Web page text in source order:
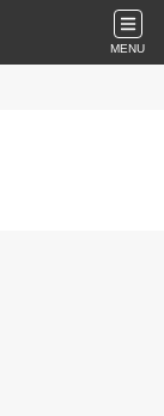
MENU